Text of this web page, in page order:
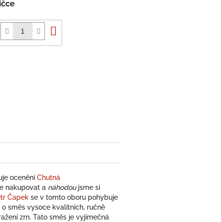
košíku
ocenění Chutná
nakupovat a náhodou jsme si
Čapek se v tomto oboru pohybuje
směs vysoce kvalitních, ručně
zrn. Tato směs je vyjímečná